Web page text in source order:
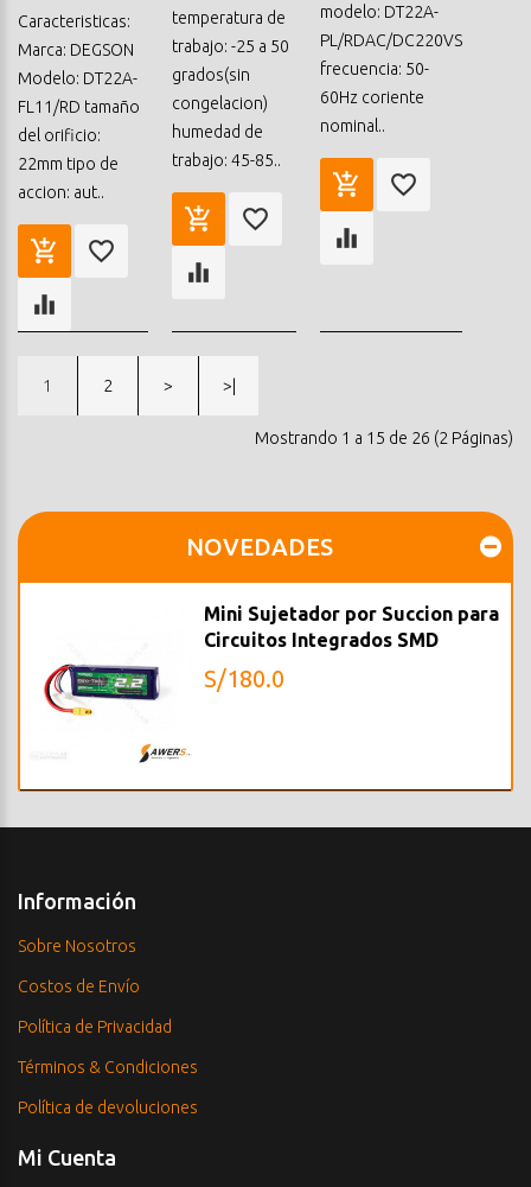
Caracteristicas:
Marca: DEGSON
Modelo: DT22A-
FL11/RD tamaño
del orificio:
22mm tipo de
accion: aut..
temperatura de
trabajo: -25 a 50
grados(sin
congelacion)
humedad de
trabajo: 45-85..
modelo: DT22A-
PL/RDAC/DC220VS
frecuencia: 50-
60Hz coriente
nominal..
1 2 > >|
Mostrando 1 a 15 de 26 (2 Páginas)
NOVEDADES
Mini Sujetador por Succion para
Circuitos Integrados SMD
S/180.0
Información
Sobre Nosotros
Costos de Envío
Política de Privacidad
Términos & Condiciones
Política de devoluciones
Mi Cuenta